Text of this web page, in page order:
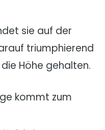
sie auf der
triumphierend
Höhe gehalten.